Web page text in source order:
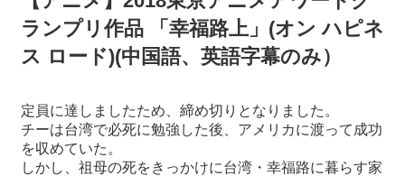
セ
タ
に
つ
い
て
ランプリ作品 「幸福路上」(オン ハピネ
ス ロード)(中国語、英語字幕のみ）
定員に達しましたため、締め切りとなりました。
チーは台湾で必死に勉強した後、アメリカに渡って成功
を収めていた。
しかし、祖母の死をきっかけに台湾・幸福路に暮らす家